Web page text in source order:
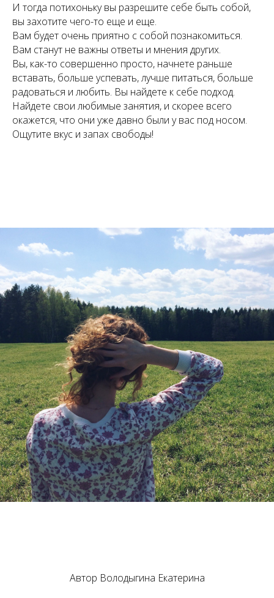
И тогда потихоньку вы разрешите себе быть собой,
вы захотите чего-то еще и еще.
Вам будет очень приятно с собой познакомиться.
Вам станут не важны ответы и мнения других.
Вы, как-то совершенно просто, начнете раньше
вставать, больше успевать, лучше питаться, больше
радоваться и любить. Вы найдете к себе подход.
Найдете свои любимые занятия, и скорее всего
окажется, что они уже давно были у вас под носом.
Ощутите вкус и запах свободы!
Автор Володыгина Екатерина